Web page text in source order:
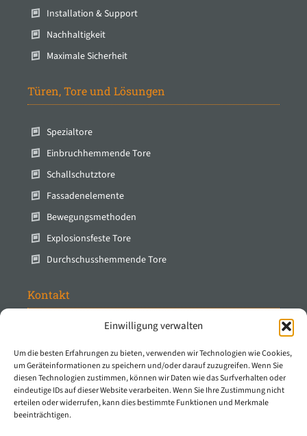
Einwilligung verwalten
Um die besten Erfahrungen zu bieten, verwenden wir Technologien wie Cookies,
um Geräteinformationen zu speichern und/oder darauf zuzugreifen. Wenn Sie
diesen Technologien zustimmen, können wir Daten wie das Surfverhalten oder
eindeutige IDs auf dieser Website verarbeiten. Wenn Sie Ihre Zustimmung nicht
erteilen oder widerrufen, kann dies bestimmte Funktionen und Merkmale
beeinträchtigen.
Installation & Support
Nachhaltigkeit
Maximale Sicherheit
Türen, Tore und Lösungen
Spezialtore
Einbruchhemmende Tore
Schallschutztore
Fassadenelemente
Bewegungsmethoden
Explosionsfeste Tore
Durchschusshemmende Tore
Kontakt
Stuartweg 14
4131 NJ Vianen
Die Niederlande
T 0031 347 - 32 50 50